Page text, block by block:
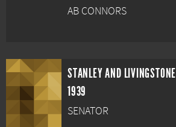
AB CONNORS
STANLEY AND LIVINGSTONE
1939
SENATOR